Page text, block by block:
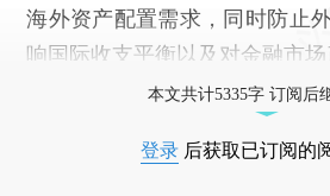
海外资产配置需求，同时防止
响国际收支平衡以及对金融市场
本文共计5335字 订阅后
登录 后获取已订阅的